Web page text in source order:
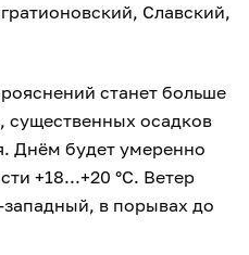
Славский,
станет больше
существенных осадков
Днём будет умеренно
+18...+20 °С. Ветер
в порывах до